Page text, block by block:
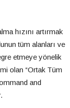
hızını artırmak
tüm alanları ve
etmeye yönelik
olan “Ortak Tüm
and